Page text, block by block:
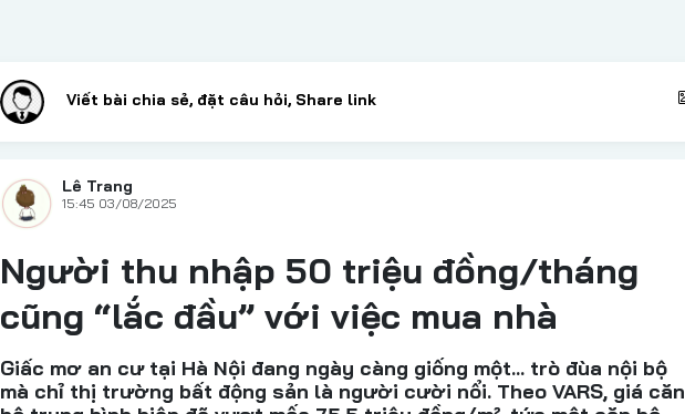
Lê Trang
15:45 03/08/2025
Người thu nhập 50 triệu đồng/tháng
cũng “lắc đầu” với việc mua nhà
Giấc mơ an cư tại Hà Nội đang ngày càng giống một… trò đùa nội bộ
mà chỉ thị trường bất động sản là người cười nổi. Theo VARS, giá căn